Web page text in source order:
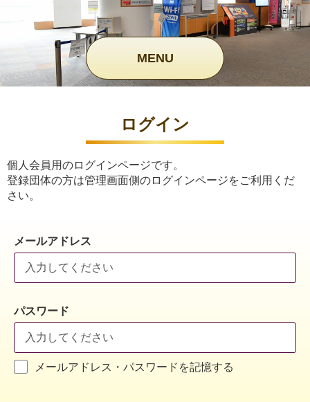
MENU
ログイン
個人会員用のログインページです。
登録団体の方は管理画面側のログインページをご利用くだ
さい。
メールアドレス
パスワード
メールアドレス・パスワードを記憶する